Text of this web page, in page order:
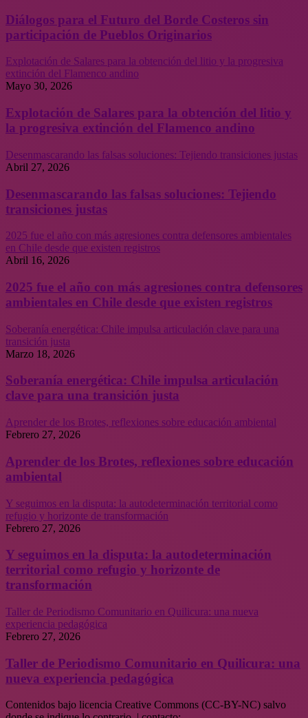
Diálogos para el Futuro del Borde Costeros sin
participación de Pueblos Originarios
Explotación de Salares para la obtención del litio y la progresiva
extinción del Flamenco andino
Mayo 30, 2026
Explotación de Salares para la obtención del litio y
la progresiva extinción del Flamenco andino
Desenmascarando las falsas soluciones: Tejiendo transiciones justas
Abril 27, 2026
Desenmascarando las falsas soluciones: Tejiendo
transiciones justas
2025 fue el año con más agresiones contra defensores ambientales
en Chile desde que existen registros
Abril 16, 2026
2025 fue el año con más agresiones contra defensores
ambientales en Chile desde que existen registros
Soberanía energética: Chile impulsa articulación clave para una
transición justa
Marzo 18, 2026
Soberanía energética: Chile impulsa articulación
clave para una transición justa
Aprender de los Brotes, reflexiones sobre educación ambiental
Febrero 27, 2026
Aprender de los Brotes, reflexiones sobre educación
ambiental
Y seguimos en la disputa: la autodeterminación territorial como
refugio y horizonte de transformación
Febrero 27, 2026
Y seguimos en la disputa: la autodeterminación
territorial como refugio y horizonte de
transformación
Taller de Periodismo Comunitario en Quilicura: una nueva
experiencia pedagógica
Febrero 27, 2026
Taller de Periodismo Comunitario en Quilicura: una
nueva experiencia pedagógica
Contenidos bajo licencia Creative Commons (CC-BY-NC) salvo